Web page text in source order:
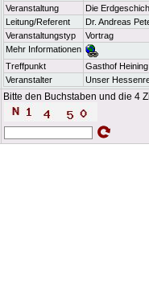
Veranstaltung
Die
Leitung/Referent
Dr. Andreas
Veranstaltungstyp
Vortrag
Mehr Informationen
Treffpunkt
Gasthof
Veranstalter
Unser
Bitte den Buchstaben und die 4